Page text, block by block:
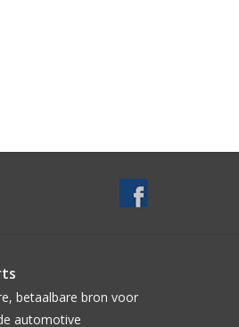
betaalbare bron voor
automotive